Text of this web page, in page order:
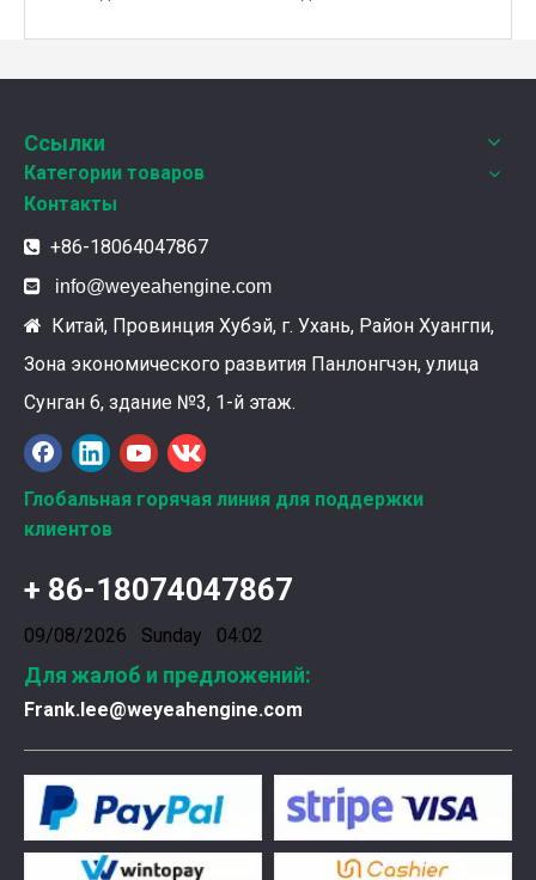
Подшипники шатунных коленчатых валов Weyeah
Введена в эксплуатацию установка нового поколения на базе Jenbacher J624
Ссылки
Категории товаров
Контакты
 +86-18064047867
 info@weyeahengine.com
 Китай, Провинция Хубэй, г. Ухань, Район Хуангпи,
Зона экономического развития Панлонгчэн, улица
Сунган 6, здание №3, 1-й этаж.
Глобальная горячая линия для поддержки
клиентов
+ 86-18074047867
09/08/2026 Sunday 04:02
Для жалоб и предложений:
Frank.lee@weyeahengine.com